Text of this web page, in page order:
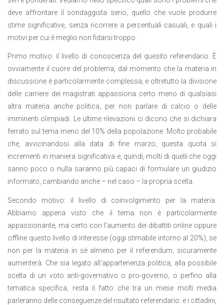
deve affrontare il sondaggista serio, quello che vuole produrre
stime significative, senza ricorrere a percentuali casuali, e quali i
motivi per cui è meglio non fidarsi troppo.
Primo motivo: il livello di conoscenza del quesito referendario. È
ovviamente il cuore del problema, dal momento che la materia in
discussione è particolarmente complessa, e oltretutto la divisione
delle carriere dei magistrati appassiona certo meno di qualsiasi
altra materia anche politica, per non parlare di calcio o delle
imminenti olimpiadi. Le ultime rilevazioni ci dicono che si dichiara
ferrato sul tema meno del 10% della popolazione. Molto probabile
che, avvicinandosi alla data di fine marzo, questa quota si
incrementi in maniera significativa e, quindi, molti di quelli che oggi
sanno poco o nulla saranno più capaci di formulare un giudizio
informato, cambiando anche – nel caso – la propria scelta.
Secondo motivo: il livello di coinvolgimento per la materia.
Abbiamo appena visto che il tema non è particolarmente
appassionante, ma certo con l’aumento dei dibattiti online oppure
offline questo livello di interesse (oggi stimabile intorno al 20%), se
non per la materia in sé almeno per il referendum, sicuramente
aumenterà. Che sia legato all’appartenenza politica, alla possibile
scelta di un voto anti-governativo o pro-governo, o perfino alla
tematica specifica, resta il fatto che tra un mese molti media
parleranno delle conseguenze del risultato referendario: e i cittadini,